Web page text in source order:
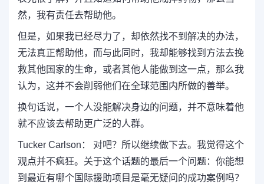
然，我有责任去帮助他。
但是，如果我已经尽力了，却依然找不到解决的办法，
无法真正帮助他，而与此同时，我却能够找到方法去挽
救其他国家的生命，或者其他人能做到这一点，那么我
认为，这并不会削弱他们在全球范围内所做的善举。
换句话说，一个人没能解决身边的问题，并不意味着他
就不应该去帮助更广泛的人群。
Tucker Carlson： 对吧？所以继续做下去。我觉得这个
观点并不疯狂。关于这个话题的最后一个问题：你能想
到最近有哪个国际援助项目是毫无疑问的成功案例吗？